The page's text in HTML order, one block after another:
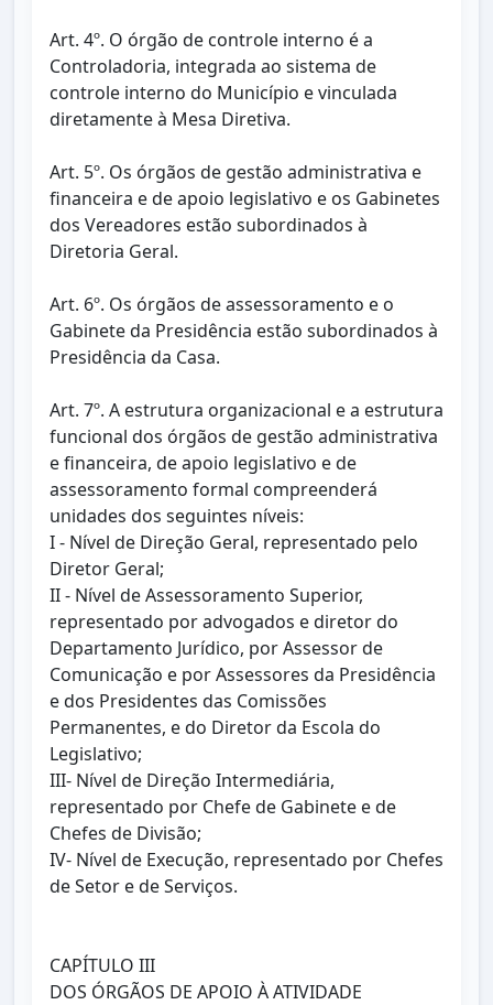
Art. 4º. O órgão de controle interno é a
Controladoria, integrada ao sistema de
controle interno do Município e vinculada
diretamente à Mesa Diretiva.
Art. 5º. Os órgãos de gestão administrativa e
financeira e de apoio legislativo e os Gabinetes
dos Vereadores estão subordinados à
Diretoria Geral.
Art. 6º. Os órgãos de assessoramento e o
Gabinete da Presidência estão subordinados à
Presidência da Casa.
Art. 7º. A estrutura organizacional e a estrutura
funcional dos órgãos de gestão administrativa
e financeira, de apoio legislativo e de
assessoramento formal compreenderá
unidades dos seguintes níveis:
I - Nível de Direção Geral, representado pelo
Diretor Geral;
II - Nível de Assessoramento Superior,
representado por advogados e diretor do
Departamento Jurídico, por Assessor de
Comunicação e por Assessores da Presidência
e dos Presidentes das Comissões
Permanentes, e do Diretor da Escola do
Legislativo;
III- Nível de Direção Intermediária,
representado por Chefe de Gabinete e de
Chefes de Divisão;
IV- Nível de Execução, representado por Chefes
de Setor e de Serviços.
CAPÍTULO III
DOS ÓRGÃOS DE APOIO À ATIVIDADE